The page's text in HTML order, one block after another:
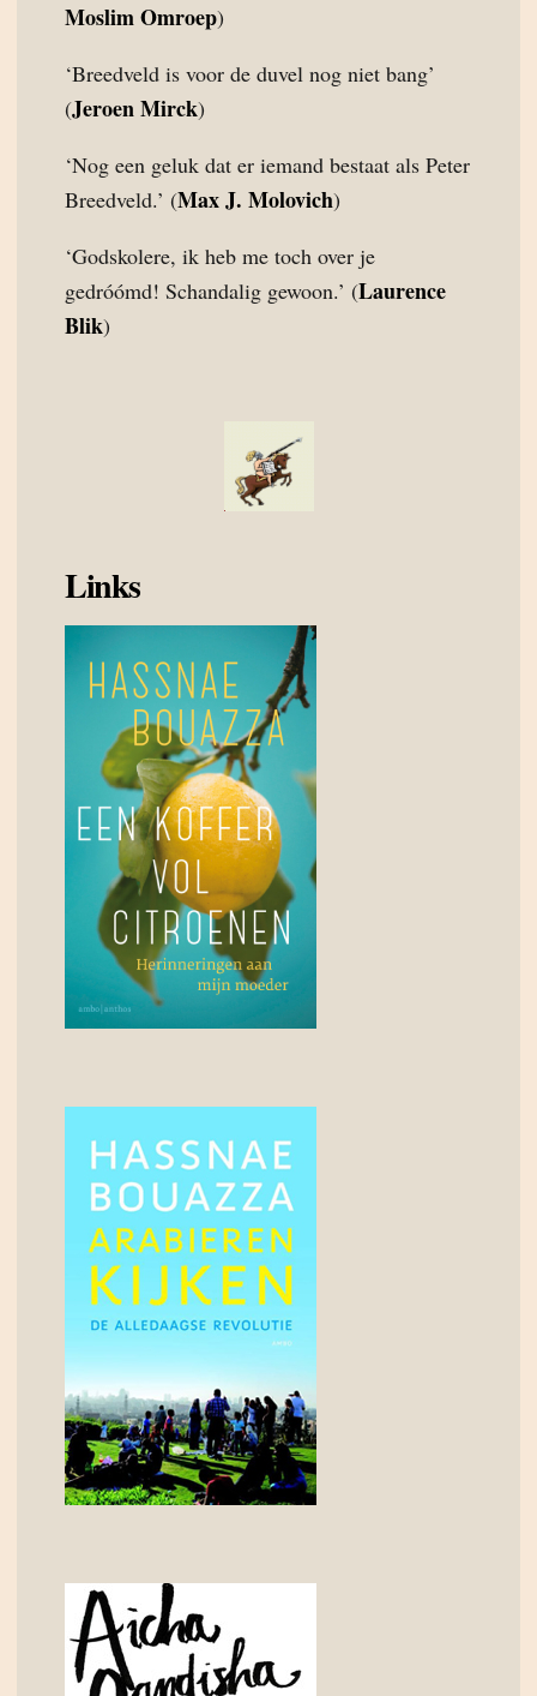
Moslim Omroep)
‘Breedveld is voor de duvel nog niet bang’
(Jeroen Mirck)
‘Nog een geluk dat er iemand bestaat als Peter
Breedveld.’ (Max J. Molovich)
‘Godskolere, ik heb me toch over je
gedróómd! Schandalig gewoon.’ (Laurence
Blik)
Links